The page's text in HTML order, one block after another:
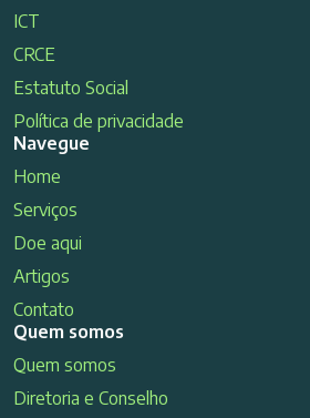
ICT
CRCE
Estatuto Social
Política de privacidade
Navegue
Home
Serviços
Doe aqui
Artigos
Contato
Quem somos
Quem somos
Diretoria e Conselho